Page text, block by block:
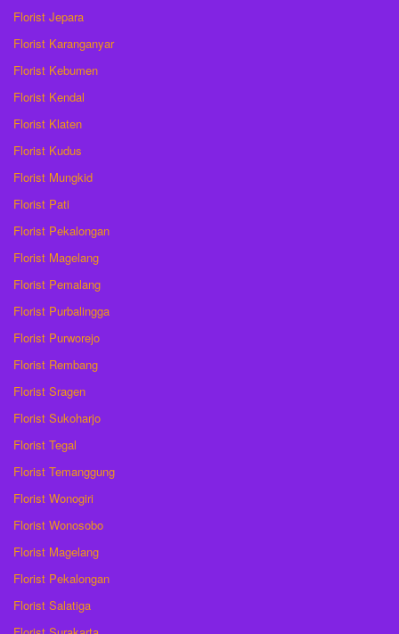
Florist Jepara
Florist Karanganyar
Florist Kebumen
Florist Kendal
Florist Klaten
Florist Kudus
Florist Mungkid
Florist Pati
Florist Pekalongan
Florist Magelang
Florist Pemalang
Florist Purbalingga
Florist Purworejo
Florist Rembang
Florist Sragen
Florist Sukoharjo
Florist Tegal
Florist Temanggung
Florist Wonogiri
Florist Wonosobo
Florist Magelang
Florist Pekalongan
Florist Salatiga